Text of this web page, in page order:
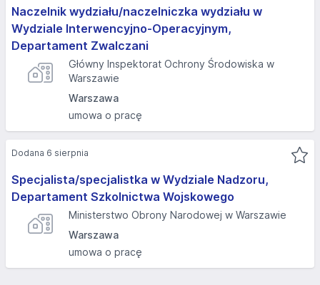
Naczelnik wydziału/naczelniczka wydziału w
Wydziale Interwencyjno-Operacyjnym,
Departament Zwalczani
Główny Inspektorat Ochrony Środowiska w
Warszawie
Warszawa
umowa o pracę
Specjalista/specjalistka w Wydziale Nadzoru,
Departament Szkolnictwa Wojskowego
Ministerstwo Obrony Narodowej w Warszawie
Warszawa
umowa o pracę
Dodana 6 sierpnia